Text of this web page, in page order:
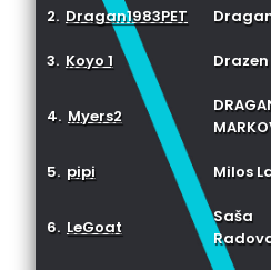
2. Dragan1983PET
3. Koyo 1
4. Myers2
5. pipi Milos
6. LeGoat
Saša